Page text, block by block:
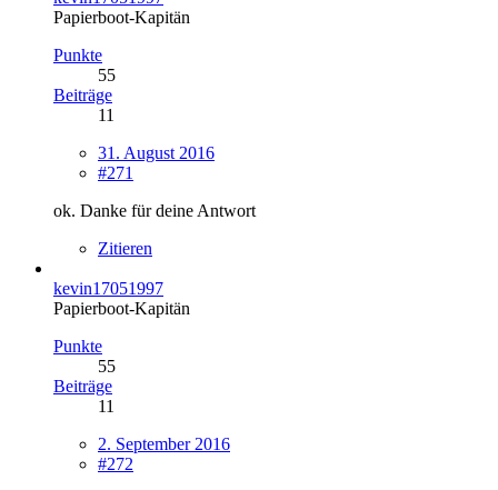
Papierboot-Kapitän
Punkte
55
Beiträge
11
31. August 2016
#271
ok. Danke für deine Antwort
Zitieren
kevin17051997
Papierboot-Kapitän
Punkte
55
Beiträge
11
2. September 2016
#272